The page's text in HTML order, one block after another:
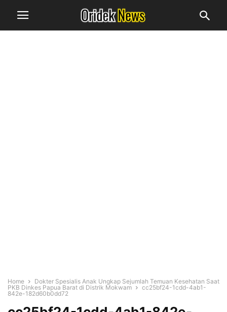
Home
Dokter Spesialis Anak Ungkap Sejumlah Temuan Kesehatan Saat
PKB Dinkes Papua Barat di Distrik Mokwam
cc25bf24-1cdd-4ab1-
842e-182d60b0dd72